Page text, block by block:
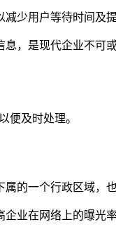
少用户等待时间及提
，是现代企业不可
便及时处理。
的一个行政区域，
业在网络上的曝光